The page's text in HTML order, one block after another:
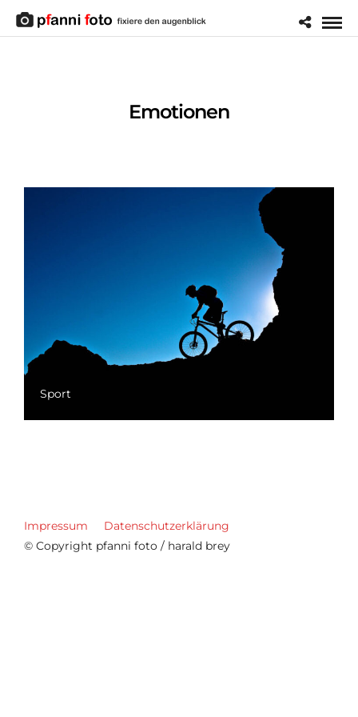
Emotionen
Sport
Impressum
Datenschutzerklärung
© Copyright pfanni foto / harald brey